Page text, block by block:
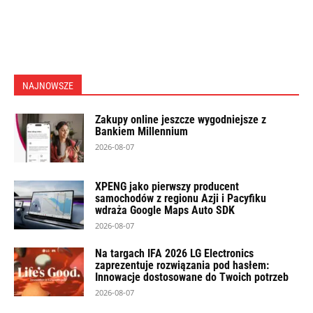
NAJNOWSZE
Zakupy online jeszcze wygodniejsze z
Bankiem Millennium
2026-08-07
XPENG jako pierwszy producent
samochodów z regionu Azji i Pacyfiku
wdraża Google Maps Auto SDK
2026-08-07
Na targach IFA 2026 LG Electronics
zaprezentuje rozwiązania pod hasłem:
Innowacje dostosowane do Twoich potrzeb
2026-08-07